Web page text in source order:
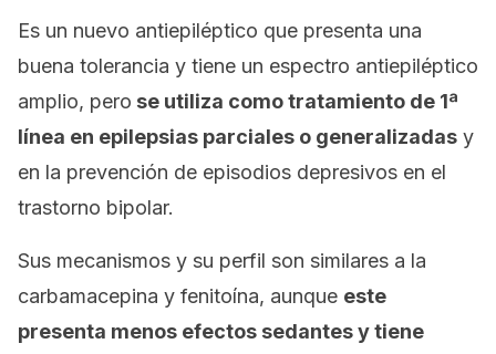
Es un nuevo antiepiléptico que presenta una
buena tolerancia y tiene un espectro antiepiléptico
amplio, pero se utiliza como tratamiento de 1ª
línea en epilepsias parciales o generalizadas y
en la prevención de episodios depresivos en el
trastorno bipolar.
Sus mecanismos y su perfil son similares a la
carbamacepina y fenitoína, aunque este
presenta menos efectos sedantes y tiene